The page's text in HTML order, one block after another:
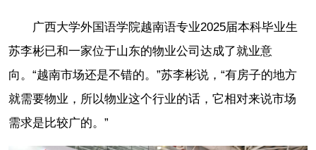
广西大学外国语学院越南语专业2025届本科毕业生
苏李彬已和一家位于山东的物业公司达成了就业意
向。“越南市场还是不错的。”苏李彬说，“有房子的地方
就需要物业，所以物业这个行业的话，它相对来说市场
需求是比较广的。”